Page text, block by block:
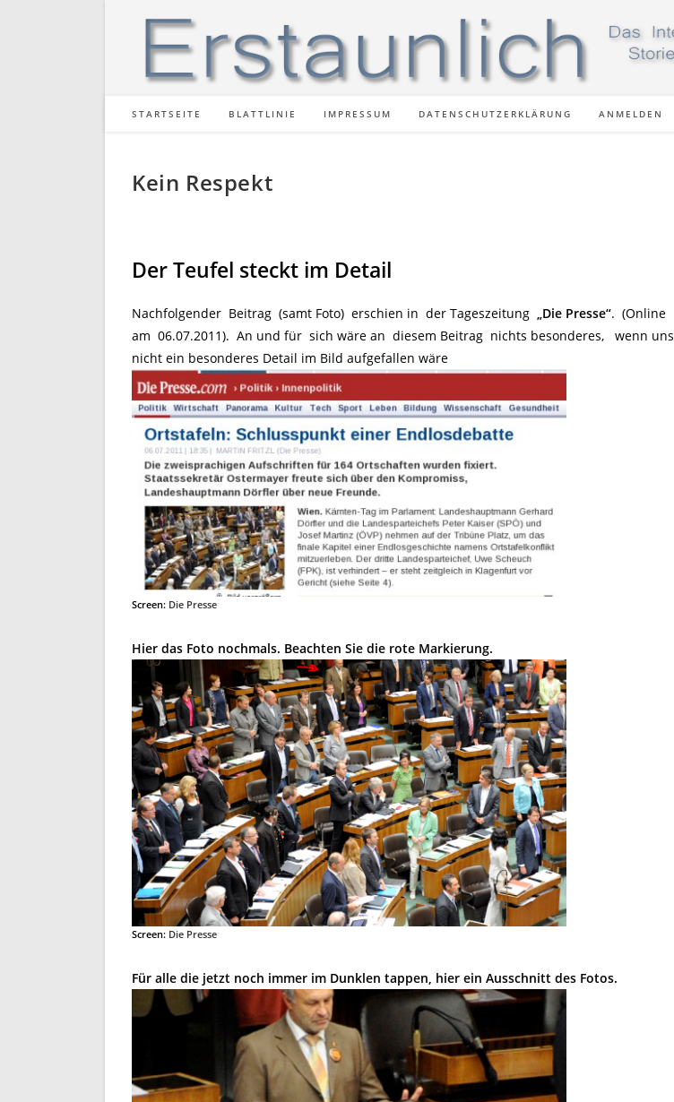
STARTSEITE BLATTLINIE IMPRESSUM DATENSCHUTZERKLÄRUNG ANMELDEN
Kein Respekt
Der Teufel steckt im Detail
Nachfolgender Beitrag (samt Foto) erschien in der Tageszeitung „Die Presse“. (Online
am 06.07.2011). An und für sich wäre an diesem Beitrag nichts besonderes, wenn uns
nicht ein besonderes Detail im Bild aufgefallen wäre
Screen: Die Presse
Hier das Foto nochmals. Beachten Sie die rote Markierung.
Screen: Die Presse
Für alle die jetzt noch immer im Dunklen tappen, hier ein Ausschnitt des Fotos.